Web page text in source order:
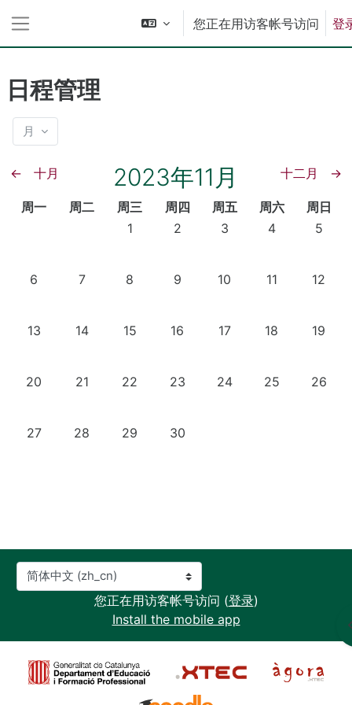
您正在用访客帐号访问 登
日程管理
月
← 十月 2023年11月 十二月 →
星期一
周一 星期二
周二 星期三
周三 星期四
周四 星期五
周五 星期六
周六 星期日
周日
没有活动，11月1日 星期三
1 没有活动，11月2日 星期四
2 没有活动，11月3日 星期
3 没有活动，11
4 没有
5
没有活动，11月6日 星期一
6 没有活动，11月7日 星期二
7 没有活动，11月8日 星期三
8 没有活动，11月9日 星期四
9 没有活动，11月10日 星
10 没有活动，11
11 没有活
12
没有活动，11月13日 星期一
13 没有活动，11月14日 星期二
14 没有活动，11月15日 星期三
15 没有活动，11月16日 星期四
16 没有活动，11月17日 星
17 没有活动，11
18 没有活
19
没有活动，11月20日 星期一
20 没有活动，11月21日 星期二
21 没有活动，11月22日 星期三
22 没有活动，11月23日 星期四
23 没有活动，11月24日 星
24 没有活动，11
25 没有活
26
没有活动，11月27日 星期一
27 没有活动，11月28日 星期二
28 没有活动，11月29日 星期三
29 没有活动，11月30日 星期四
30
语言
您正在用访客帐号访问 (登录)
Install the mobile app